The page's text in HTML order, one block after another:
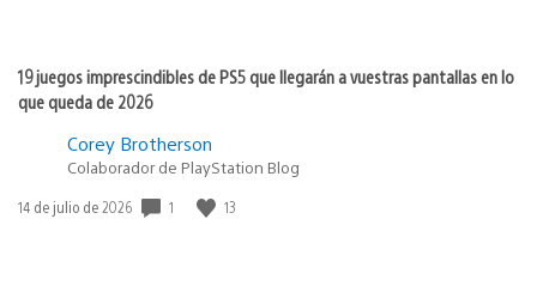
19 juegos imprescindibles de PS5 que llegarán a vuestras pantallas en lo
que queda de 2026
Corey Brotherson
Colaborador de PlayStation Blog
Fecha
14 de julio de 2026 1 13